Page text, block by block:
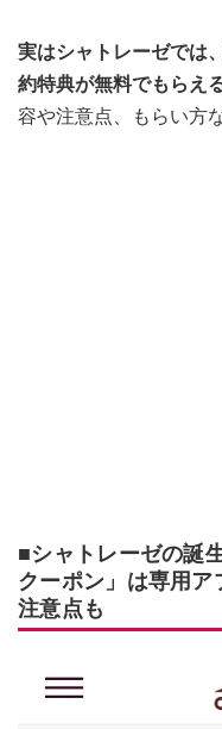
実はシャトレーゼでは
約特典が無料でもらえ
容や注意点、もらい方
■シャトレーゼの誕
クーポン」は専用ア
注意点も